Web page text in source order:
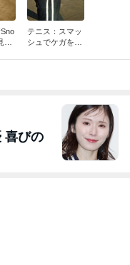
テニス：スマッ
シュでケガをし
喜びの